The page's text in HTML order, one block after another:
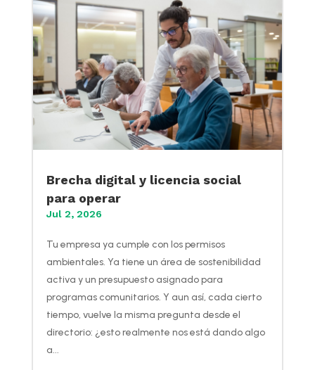
Brecha digital y licencia social
para operar
Jul 2, 2026
Tu empresa ya cumple con los permisos
ambientales. Ya tiene un área de sostenibilidad
activa y un presupuesto asignado para
programas comunitarios. Y aun así, cada cierto
tiempo, vuelve la misma pregunta desde el
directorio: ¿esto realmente nos está dando algo
a...